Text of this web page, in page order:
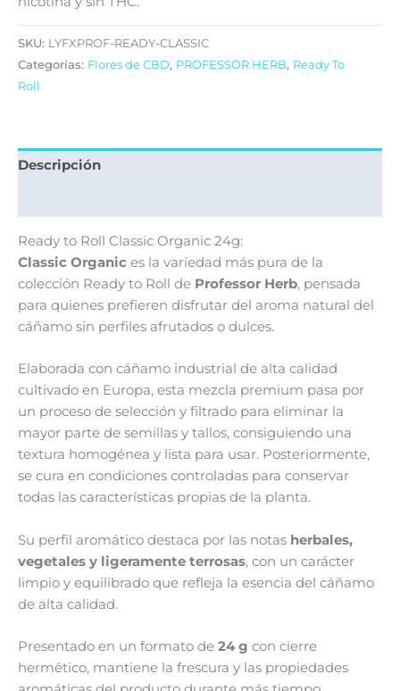
SKU: LYFXPROF-READY-CLASSIC
Categorías: Flores de CBD, PROFESSOR HERB, Ready To
Roll
Descripción
Ready to Roll Classic Organic 24g:
Classic Organic es la variedad más pura de la
colección Ready to Roll de Professor Herb, pensada
para quienes prefieren disfrutar del aroma natural del
cáñamo sin perfiles afrutados o dulces.
Elaborada con cáñamo industrial de alta calidad
cultivado en Europa, esta mezcla premium pasa por
un proceso de selección y filtrado para eliminar la
mayor parte de semillas y tallos, consiguiendo una
textura homogénea y lista para usar. Posteriormente,
se cura en condiciones controladas para conservar
todas las características propias de la planta.
Su perfil aromático destaca por las notas herbales,
vegetales y ligeramente terrosas, con un carácter
limpio y equilibrado que refleja la esencia del cáñamo
de alta calidad.
Presentado en un formato de 24 g con cierre
hermético, mantiene la frescura y las propiedades